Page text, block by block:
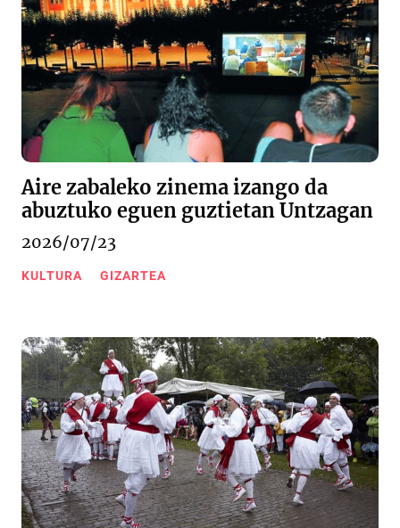
Aire zabaleko zinema izango da
abuztuko eguen guztietan Untzagan
2026/07/23
KULTURA GIZARTEA